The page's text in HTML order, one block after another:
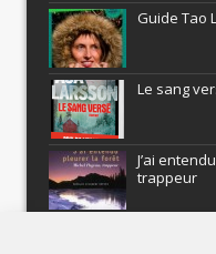
Guide Tao
Le sang
J’ai
trappeur